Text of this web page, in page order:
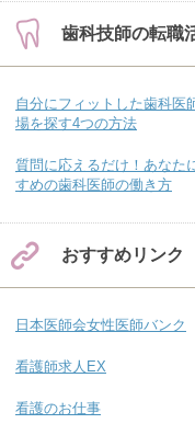
歯科技師の転職
自分にフィットした歯科医
場を探す4つの方法
質問に応えるだけ！あなた
すめの歯科医師の働き方
おすすめリンク
日本医師会女性医師バンク
看護師求人EX
看護のお仕事